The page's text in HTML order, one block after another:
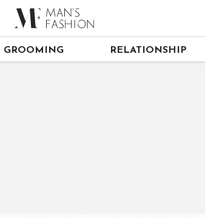
GROOMING RELATIONSHIP